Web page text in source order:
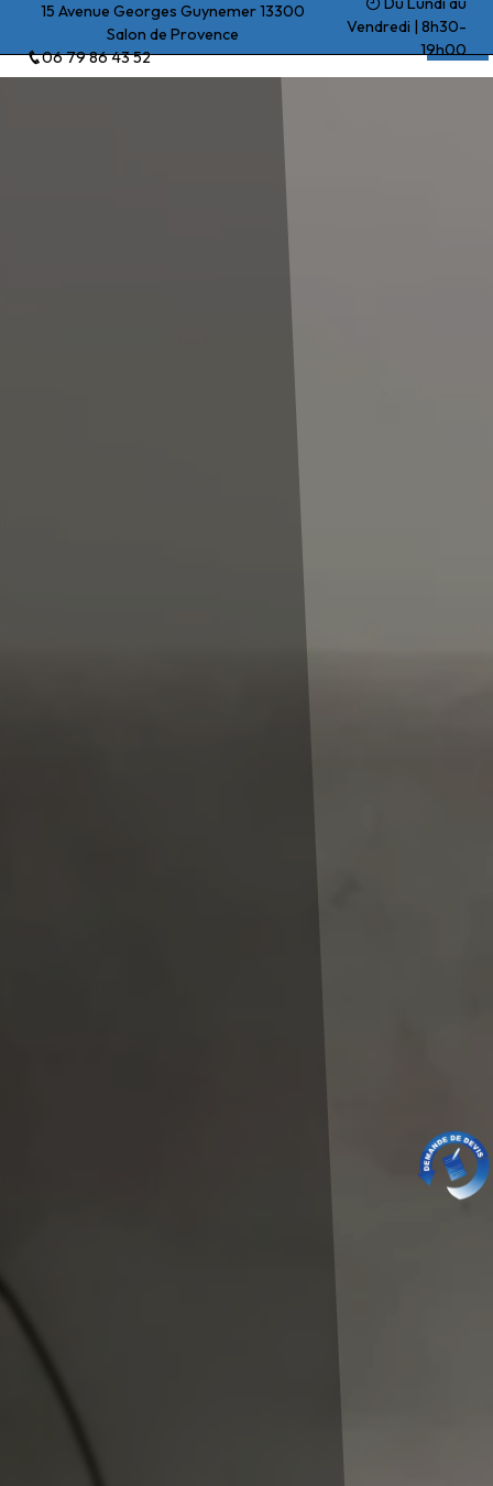
15 Avenue Georges Guynemer 13300
Salon de Provence
06 79 86 43 52
Vendredi | 8h30-
19h00
Beck Yohan
Panneau de gestion des cookies